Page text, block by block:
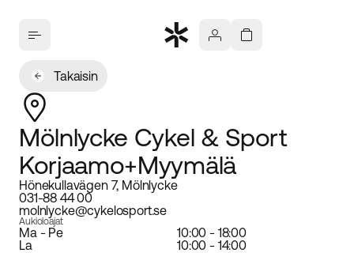
Takaisin
Mölnlycke Cykel & Sport
Korjaamo+Myymälä
Hönekullavägen 7, Mölnlycke
031-88 44 00
molnlycke@cykelosport.se
Aukioloajat
Ma - Pe
10:00 - 18:00
La
10:00 - 14:00